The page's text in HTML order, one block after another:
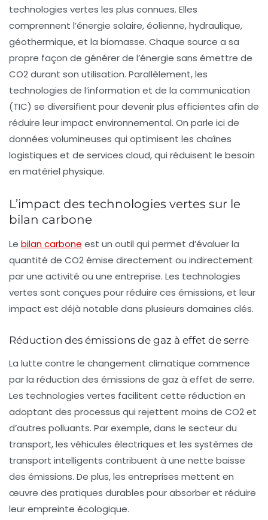
technologies vertes les plus connues. Elles
comprennent l’énergie solaire, éolienne, hydraulique,
géothermique, et la biomasse. Chaque source a sa
propre façon de générer de l’énergie sans émettre de
CO2durant son utilisation. Parallèlement, les
technologies de l’information et de la communication
(TIC) se diversifient pour devenir plus efficientes afin de
réduire leur impact environnemental. On parle ici de
données volumineuses qui optimisent les chaînes
logistiques et de services cloud, qui réduisent le besoin
en matériel physique.
L’impact des technologies vertes sur le
bilan carbone
Le bilan carbone est un outil qui permet d’évaluer la
quantité de CO2émise directement ou indirectement
par une activité ou une entreprise. Les technologies
vertes sont conçues pour réduire ces émissions, et leur
impact est déjà notable dans plusieurs domaines clés.
Réduction des émissions de gaz à effet de serre
La lutte contre le changement climatique commence
par la réduction des émissions de gaz à effet de serre.
Les technologies vertes facilitent cette réduction en
adoptant des processus qui rejettent moins de CO2et
d’autres polluants. Par exemple, dans le secteur du
transport, les véhicules électriques et les systèmes de
transport intelligents contribuent à une nette baisse
des émissions. De plus, les entreprises mettent en
œuvre des pratiques durables pour absorber et réduire
leur empreinte écologique.